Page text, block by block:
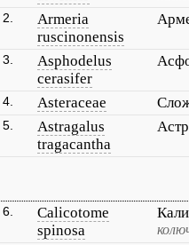
2.
Armeria
ruscinonensis
3.
Asphodelus
cerasifer
4. Asteraceae
5.
Astragalus
tragacantha
6.
Calicotome
spinosa